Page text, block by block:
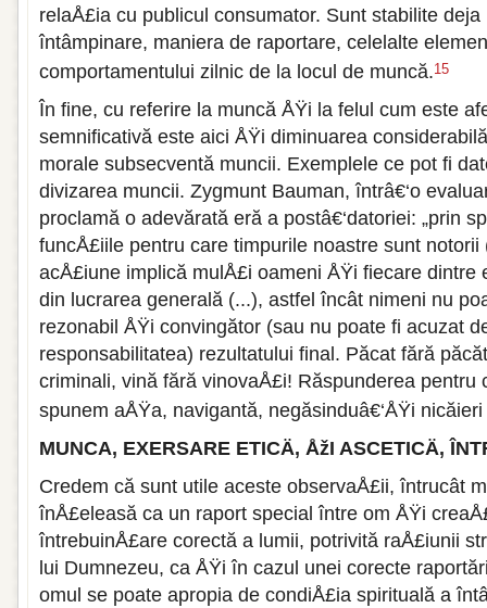
relaÅ£ia cu publicul consumator. Sunt stabilite
întâmpinare, maniera de raportare, celelalte
comportamentului zilnic de la locul de muncă.15
În fine, cu referire la muncă ÅŸi la felul cum este
semnificativă este aici ÅŸi diminuarea
morale subsecventă muncii. Exemplele ce pot fi
divizarea muncii. Zygmunt Bauman, întrâ€‘o
proclamă o adevărată eră a postâ€‘datoriei: „prin
funcÅ£iile pentru care timpurile noastre sunt
acÅ£iune implică mulÅ£i oameni ÅŸi fiecare dintre
din lucrarea generală (...), astfel încât nimeni nu
rezonabil ÅŸi convingător (sau nu poate fi acuzat
responsabilitatea) rezultatului final. Păcat fără
criminali, vină fără vinovaÅ£i! Răspunderea pentru
spunem aÅŸa, navigantă, negăsinduâ€‘ÅŸi
MUNCA, EXERSARE ETICÄ‚ ÅžI ASCETICÄ‚
Credem că sunt utile aceste observaÅ£ii, întrucât
înÅ£eleasă ca un raport special între om ÅŸi
întrebuinÅ£are corectă a lumii, potrivită raÅ£iunii
lui Dumnezeu, ca ÅŸi în cazul unei corecte
omul se poate apropia de condiÅ£ia spirituală a